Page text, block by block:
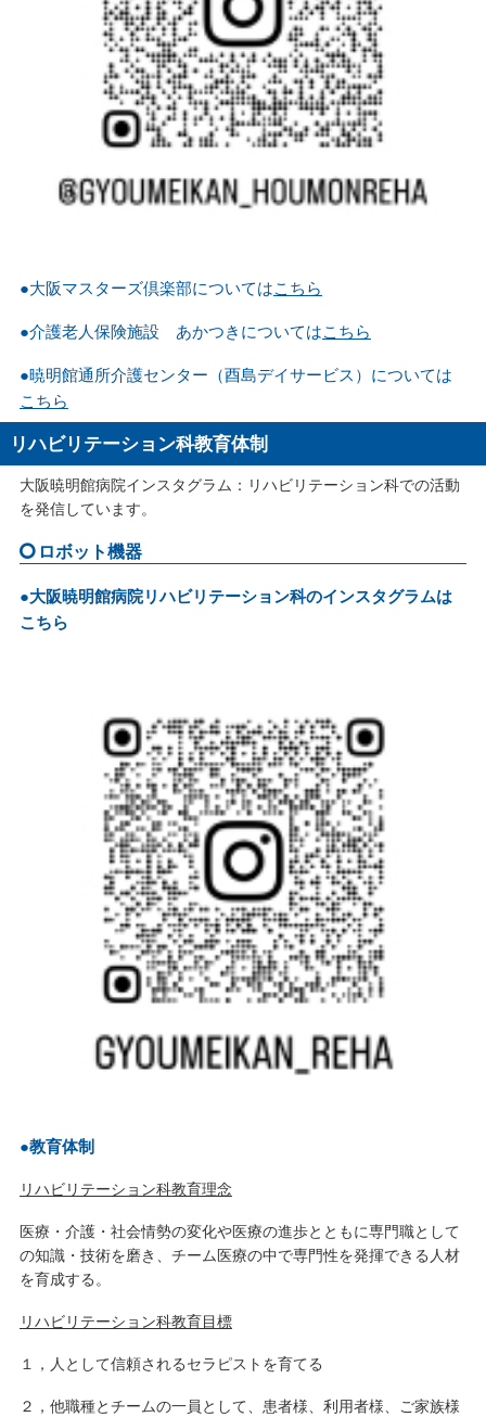
●大阪マスターズ倶楽部についてはこちら
●介護老人保険施設 あかつきについてはこちら
●暁明館通所介護センター（酉島デイサービス）については
こちら
リハビリテーション科教育体制
大阪暁明館病院インスタグラム：リハビリテーション科での活動
を発信しています。
ロボット機器
●大阪暁明館病院リハビリテーション科のインスタグラムは
こちら
●教育体制
リハビリテーション科教育理念
医療・介護・社会情勢の変化や医療の進歩とともに専門職として
の知識・技術を磨き、チーム医療の中で専門性を発揮できる人材
を育成する。
リハビリテーション科教育目標
１，人として信頼されるセラピストを育てる
２，他職種とチームの一員として、患者様、利用者様、ご家族様